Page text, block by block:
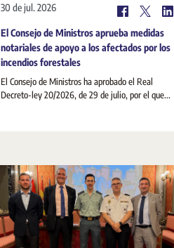
30 de jul. 2026
El Consejo de Ministros aprueba medidas
notariales de apoyo a los afectados por los
incendios forestales
El Consejo de Ministros ha aprobado el Real
Decreto-ley 20/2026, de 29 de julio, por el que...